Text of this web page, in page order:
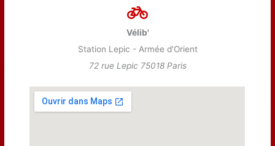
Vélib'
Station Lepic - Armée d'Orient
72 rue Lepic 75018 Paris